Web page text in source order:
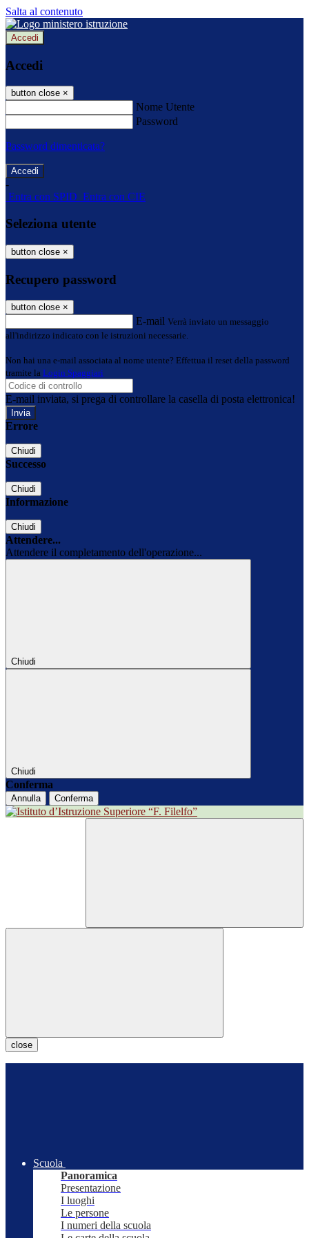
Salta al contenuto
Accedi
Accedi
button close ×
Nome Utente
Password
Password dimenticata?
-
Entra con SPID Entra con CIE
Seleziona utente
button close ×
Recupero password
button close ×
E-mail Verrà inviato un messaggio
all'indirizzo indicato con le istruzioni necessarie.
Non hai una e-mail associata al nome utente? Effettua il reset della password
tramite la Login Spaggiari
E-mail inviata, si prega di controllare la casella di posta elettronica!
Errore
Chiudi
Successo
Chiudi
Informazione
Chiudi
Attendere...
Attendere il completamento dell'operazione...
Chiudi
Chiudi
Conferma
Annulla Conferma
close
Scuola
Panoramica
Presentazione
I luoghi
Le persone
I numeri della scuola